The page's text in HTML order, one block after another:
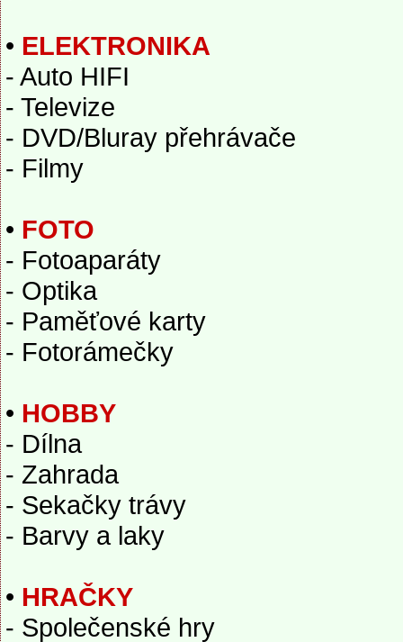
• ELEKTRONIKA
- Auto HIFI
- Televize
- DVD/Bluray přehrávače
- Filmy
• FOTO
- Fotoaparáty
- Optika
- Paměťové karty
- Fotorámečky
• HOBBY
- Dílna
- Zahrada
- Sekačky trávy
- Barvy a laky
• HRAČKY
- Společenské hry